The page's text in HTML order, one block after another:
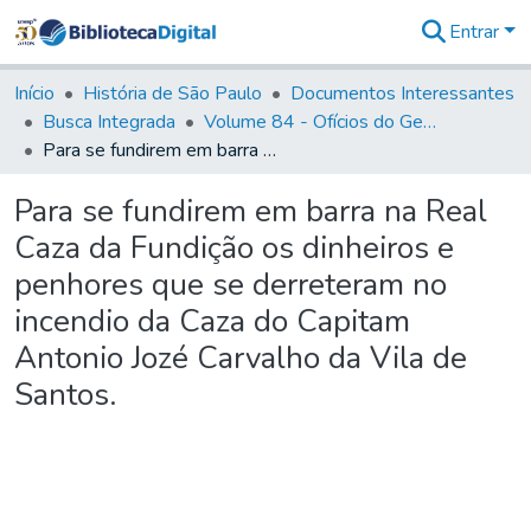
&
Coleções
Tudo na
Biblioteca
Estatísticas
Entrar
Início História de São Paulo
Documentos Interessantes
Busca Integrada
Volume 84 - Ofícios do General Martins Lopes de Saldanha (Governador da Capitania): 1782- 1786
Para se fundirem em barra na Real Caza da Fundição os dinheiros e penhores que se derreteram no incendio da Caza do Capitam Antonio Jozé Carvalho da Vila de Santos.
Para se fundirem em barra na Real
Caza da Fundição os dinheiros e
penhores que se derreteram no
incendio da Caza do Capitam
Antonio Jozé Carvalho da Vila de
Santos.